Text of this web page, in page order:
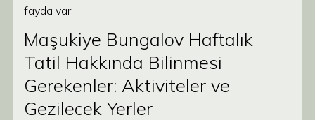
fayda var.
Maşukiye Bungalov Haftalık
Tatil Hakkında Bilinmesi
Gerekenler: Aktiviteler ve
Gezilecek Yerler